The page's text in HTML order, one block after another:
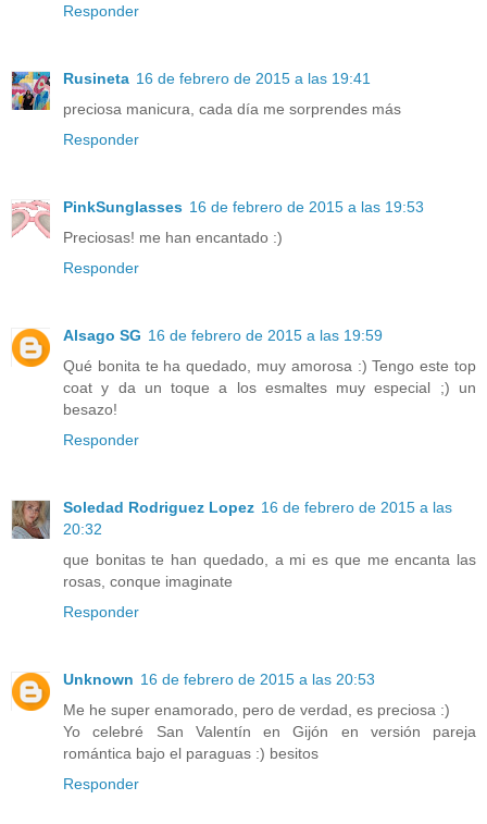
Responder
Rusineta 16 de febrero de 2015 a las 19:41
preciosa manicura, cada día me sorprendes más
Responder
PinkSunglasses 16 de febrero de 2015 a las 19:53
Preciosas! me han encantado :)
Responder
Alsago SG 16 de febrero de 2015 a las 19:59
Qué bonita te ha quedado, muy amorosa :) Tengo este top
coat y da un toque a los esmaltes muy especial ;) un
besazo!
Responder
Soledad Rodriguez Lopez 16 de febrero de 2015 a las
20:32
que bonitas te han quedado, a mi es que me encanta las
rosas, conque imaginate
Responder
Unknown 16 de febrero de 2015 a las 20:53
Me he super enamorado, pero de verdad, es preciosa :)
Yo celebré San Valentín en Gijón en versión pareja
romántica bajo el paraguas :) besitos
Responder